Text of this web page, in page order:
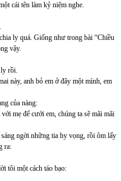
cái tên làm kỷ niệm nghe.
ly quá. Giống như trong bài “Chiều
vậy.
rồi.
này, anh bỏ em ở đây một mình, em
của nàng:
mẹ để cưới em, chúng ta sẽ mãi mãi
ngời những tia hy vọng, rồi ôm lấy
ra:
tôi một cách táo bạo: